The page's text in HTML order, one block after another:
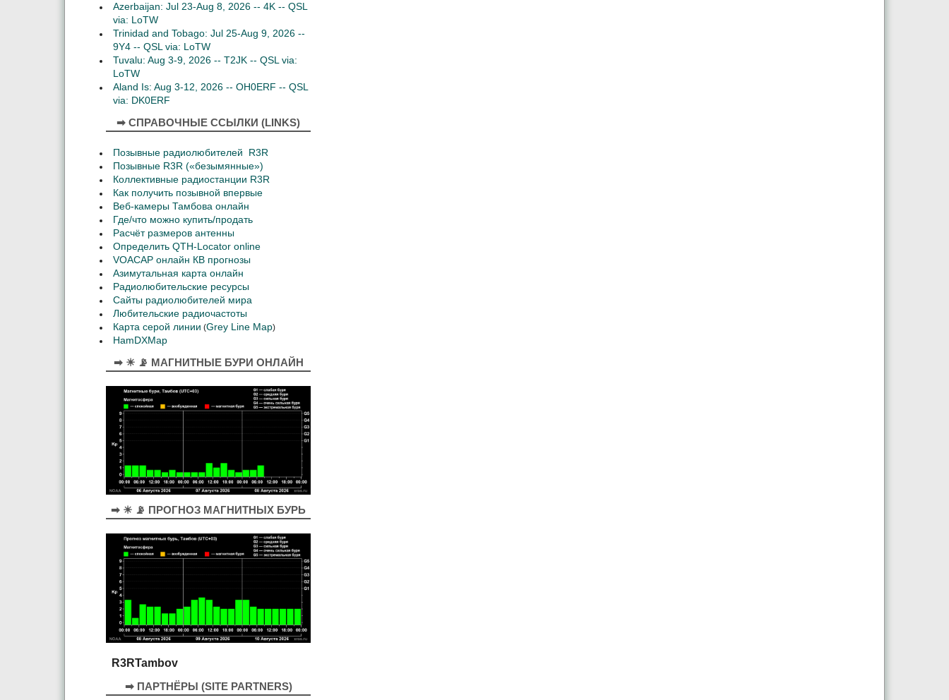
Azerbaijan: Jul 23-Aug 8, 2026 -- 4K -- QSL
via: LoTW
Trinidad and Tobago: Jul 25-Aug 9, 2026 --
9Y4 -- QSL via: LoTW
Tuvalu: Aug 3-9, 2026 -- T2JK -- QSL via:
LoTW
Aland Is: Aug 3-12, 2026 -- OH0ERF -- QSL
via: DK0ERF
➡ СПРАВОЧНЫЕ ССЫЛКИ (LINKS)
Позывные радиолюбителей R3R
Позывные R3R («безымянные»)
Коллективные радиостанции R3R
Как получить позывной впервые
Веб-камеры Тамбова онлайн
Где/что можно купить/продать
Расчёт размеров антенны
Определить QTH-Locator online
VOACAP онлайн КВ прогнозы
Азимутальная карта онлайн
Радиолюбительские ресурсы
Сайты радиолюбителей мира
Любительские радиочастоты
Карта серой линии (Grey Line Map)
HamDXMap
➡ ☀ 📡 МАГНИТНЫЕ БУРИ ОНЛАЙН
➡ ☀ 📡 ПРОГНОЗ МАГНИТНЫХ БУРЬ
R3RTambov
➡ ПАРТНЁРЫ (SITE PARTNERS)